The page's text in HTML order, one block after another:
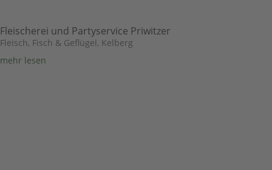
Fleischerei und Partyservice Priwitzer
Fleisch, Fisch & Geflügel, Kelberg
mehr lesen